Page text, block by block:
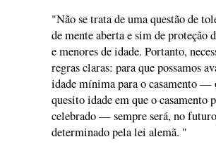
"Não se trata de uma questão de
de mente aberta e sim de proteção
e menores de idade. Portanto,
regras claras: para que possamos
idade mínima para o casamento —
quesito idade em que o casamento
celebrado — sempre será, no
determinado pela lei alemã. "